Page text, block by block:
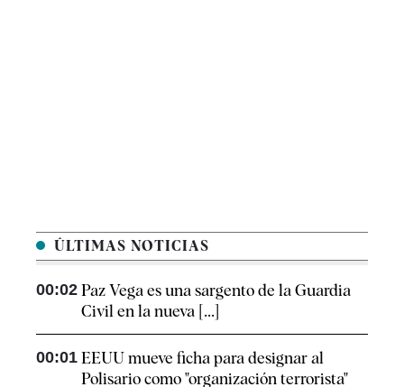
ÚLTIMAS NOTICIAS
00:02 Paz Vega es una sargento de la Guardia
Civil en la nueva [...]
00:01 EEUU mueve ficha para designar al
Polisario como "organización terrorista"